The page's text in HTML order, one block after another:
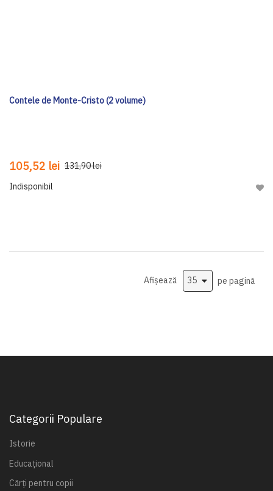
Contele de Monte-Cristo (2 volume)
105,52 lei 131,90 lei
Indisponibil
Afișează pe pagină
Categorii Populare
Istorie
Educațional
Cărți pentru copii